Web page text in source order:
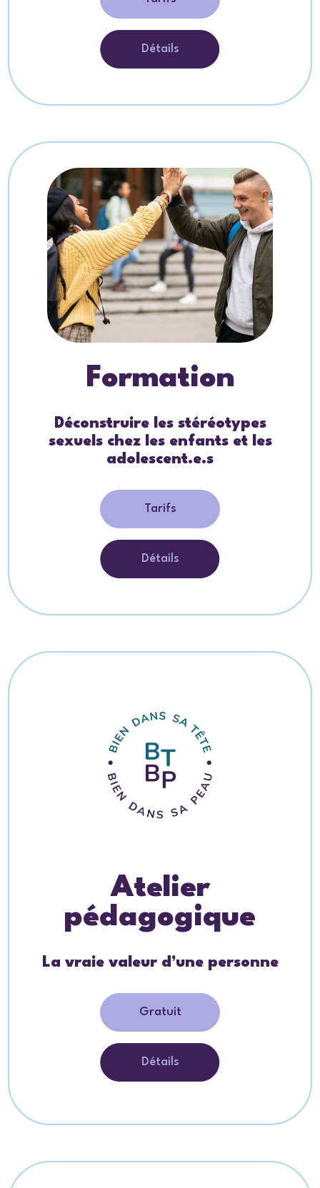
Détails
Formation
Déconstruire les stéréotypes
sexuels chez les enfants et les
adolescent.e.s
Tarifs
Détails
Atelier
pédagogique
La vraie valeur d’une personne
Gratuit
Détails